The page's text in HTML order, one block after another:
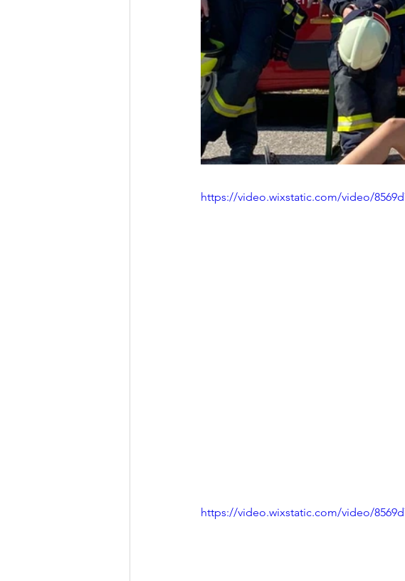
https://video.wixstatic.com/video/
https://video.wixstatic.com/video/